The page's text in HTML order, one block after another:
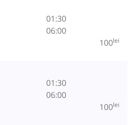
01:30
06:00
100lei
01:30
06:00
100lei